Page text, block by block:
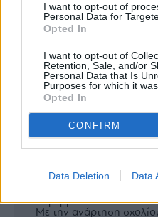
I want to opt-out of
Personal Data for
Opted In
I want to opt-out of
Retention, Sale, and/or
Personal Data that Is
Purposes for which it
Opted In
CONFIRM
Data Deletion Data
protected
reCAPTCHA
Google
Policy
Google Privacy Policy
Μοιραστείτε
Σχόλια
Χρησιμοποιείτε
παρερμηνευτούν ή να
Με την ανάρτηση